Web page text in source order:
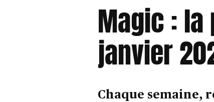
Magic :
janvier
Chaque semaine,